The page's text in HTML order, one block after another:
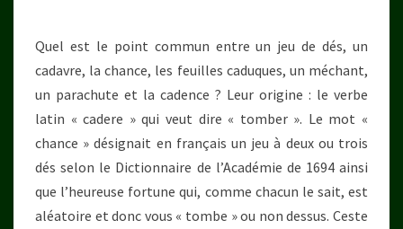
Quel est le point commun entre un jeu de dés, un
cadavre, la chance, les feuilles caduques, un méchant,
un parachute et la cadence ? Leur origine : le verbe
latin « cadere » qui veut dire « tomber ». Le mot «
chance » désignait en français un jeu à deux ou trois
dés selon le Dictionnaire de l’Académie de 1694 ainsi
que l’heureuse fortune qui, comme chacun le sait, est
aléatoire et donc vous « tombe » ou non dessus. Ceste